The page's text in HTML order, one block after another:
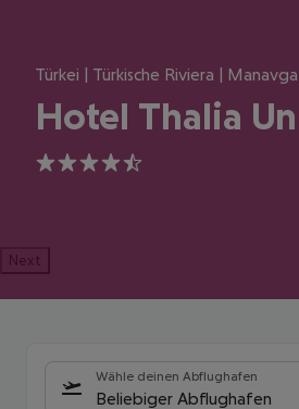
Türkei | Türkische Riviera |
Hotel Thalia
4.5
Next
Wähle deinen Abflughafen
Beliebiger Abflughafen